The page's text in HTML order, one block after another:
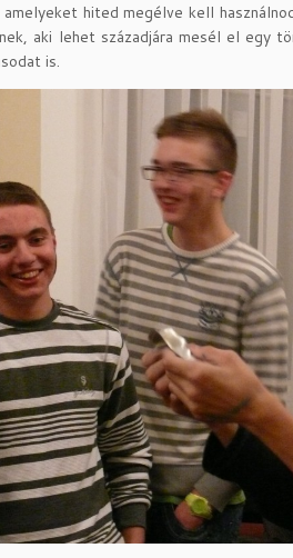
hited megélve kell
aki lehet századjára mesél el egy
is.